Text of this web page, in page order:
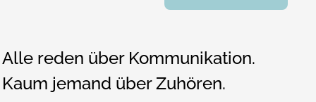
Alle reden über Kommunikation.
Kaum jemand über Zuhören.